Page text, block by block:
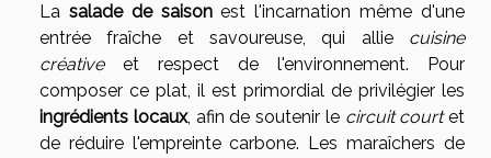
La salade de saisonest l'incarnation même d'une
entrée fraîche et savoureuse, qui allie cuisine
créativeet respect de l'environnement. Pour
composer ce plat, il est primordial de privilégier les
ingrédients locaux, afin de soutenir le circuit courtet
de réduire l'empreinte carbone. Les maraîchers de